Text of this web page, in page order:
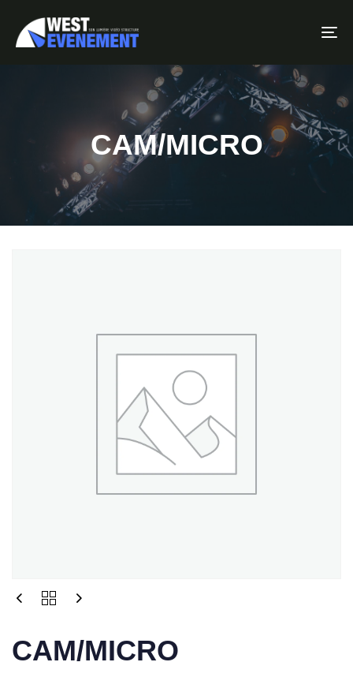
CAM/MICRO
CAM/MICRO